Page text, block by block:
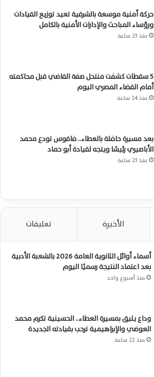
حركة أمنية موسعة بالشرقية تعيد توزيع القيادات
ورؤساء المباحث والإدارات الأمنية بالكامل
منذ 23 ساعة
5 سقطات كشفت منتحل صفة القاضي قبل محاكمته
أمام القضاء المصري اليوم
منذ 24 ساعة
بعد مسيرة حافلة بالعطاء.. فاقوس تودع محمد
الأباصيري رئيسًا ويتجه لقيادة أبو حماد
منذ 23 ساعة
الأخيرة تعليقات
أسماء أوائل الثانوية العامة 2026 بالشعبة الأدبية
بعد اعتماد النتيجة رسميًا اليوم
منذ أسبوع واحد
وداع يليق بمسيرة العطاء.. الحسينية تكرم محمد
العوضي والإبراهيمية ترحب بقيادته الجديدة
منذ 22 ساعة